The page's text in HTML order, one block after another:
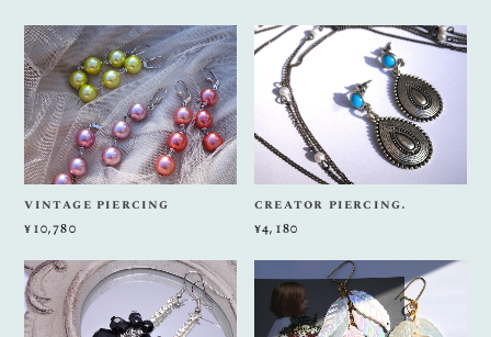
vintage piercing
¥10,780
creator piercing.
¥4,180